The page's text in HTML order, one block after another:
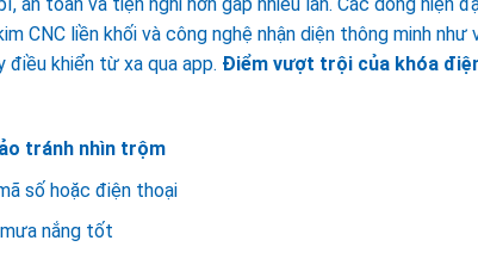
CNC liền khối và công nghệ nhận diện thông minh như
điều khiển từ xa qua app. Điểm vượt trội của khóa
tránh nhìn trộm
số hoặc điện thoại
nắng tốt